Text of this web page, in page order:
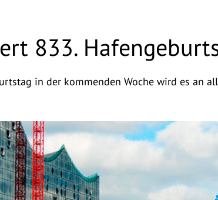
833.
in der kommenden Woche wird es an